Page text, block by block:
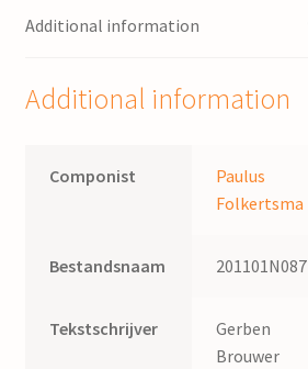
tekst
quantity
Additional information
Additional information
Componist
Paulus
Folkertsma
Bestandsnaam 201101N087
Tekstschrijver
Gerben
Brouwer